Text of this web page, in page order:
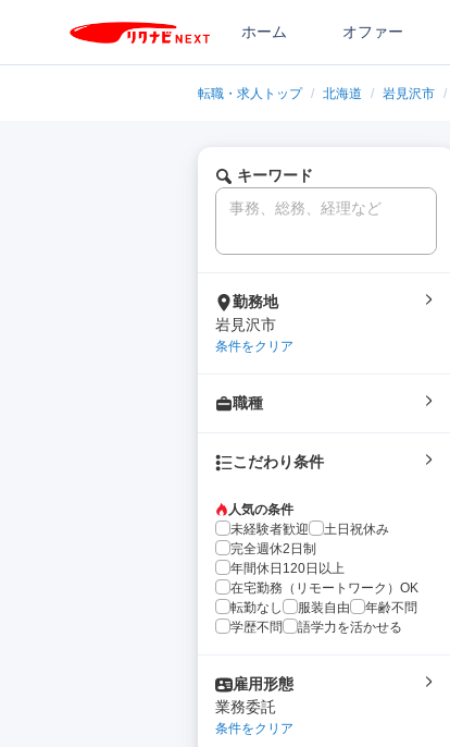
ホーム オファー
転職・求人トップ / 北海道 / 岩見沢市 /
キーワード
勤務地
岩見沢市
条件をクリア
職種
こだわり条件
人気の条件
未経験者歓迎
土日祝休み
完全週休2日制
年間休日120日以上
在宅勤務（リモートワーク）OK
転勤なし
服装自由
年齢不問
学歴不問
語学力を活かせる
雇用形態
業務委託
条件をクリア